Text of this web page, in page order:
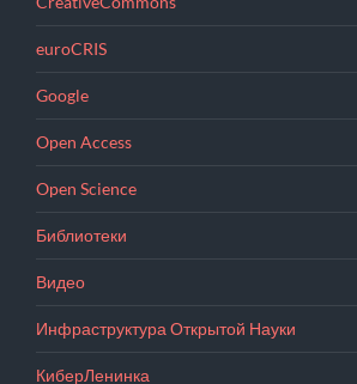
euroCRIS
Google
Open Access
Open Science
Библиотеки
Видео
Инфраструктура Открытой Науки
КиберЛенинка